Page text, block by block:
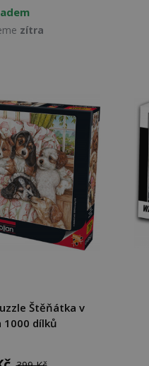
zítra
Štěňátka v
1000 dílků